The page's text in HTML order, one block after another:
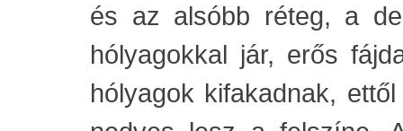
és az alsóbb réteg, a
hólyagokkal jár, erős
hólyagok kifakadnak,